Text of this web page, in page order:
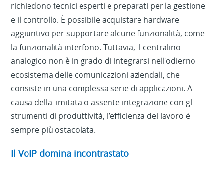
richiedono tecnici esperti e preparati per la gestione
e il controllo. È possibile acquistare hardware
aggiuntivo per supportare alcune funzionalità, come
la funzionalità interfono. Tuttavia, il centralino
analogico non è in grado di integrarsi nell’odierno
ecosistema delle comunicazioni aziendali, che
consiste in una complessa serie di applicazioni. A
causa della limitata o assente integrazione con gli
strumenti di produttività, l’efficienza del lavoro è
sempre più ostacolata.
Il VoIP domina incontrastato